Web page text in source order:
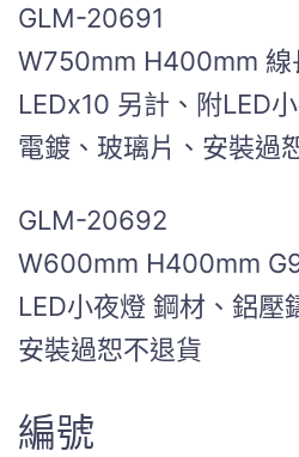
GLM-20691
W750mm H400mm 線
LEDx10 另計、附LED
電鍍、玻璃片、安裝過
GLM-20692
W600mm H400mm
LED小夜燈 鋼材、鋁壓
安裝過恕不退貨
編號